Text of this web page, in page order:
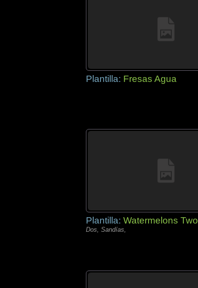
Plantilla: Fresas Agua
Plantilla: Watermelons Two
Dos, Sandías,